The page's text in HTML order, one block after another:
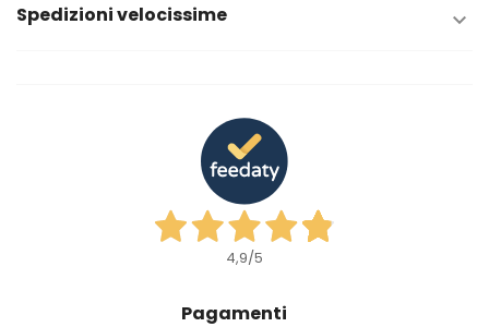
Spedizioni velocissime 
4,9/5
Pagamenti